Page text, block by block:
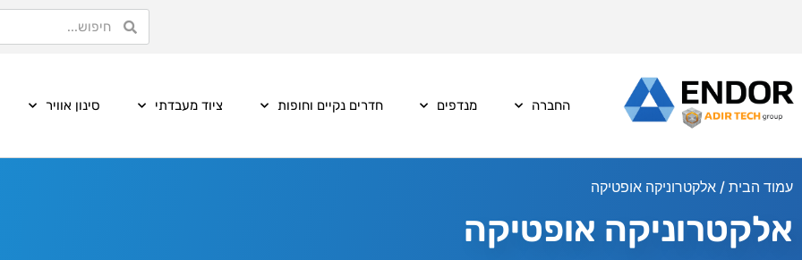
החברה מנדפים חדרים נקיים וחופות ציוד מעבדתי סינון אוויר
עמוד הבית / אלקטרוניקה אופטיקה
אלקטרוניקה אופטיקה